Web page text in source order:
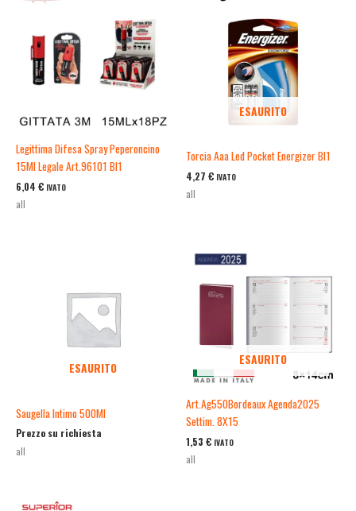
Legittima Difesa Spray Peperoncino
15Ml Legale Art.96101 Bl1
6,04 € IVATO
all
ESAURITO
Torcia Aaa Led Pocket Energizer Bl1
4,27 € IVATO
all
ESAURITO
Saugella Intimo 500Ml
Prezzo su richiesta
all
ESAURITO
Art.Ag550Bordeaux Agenda2025
Settim. 8X15
1,53 € IVATO
all